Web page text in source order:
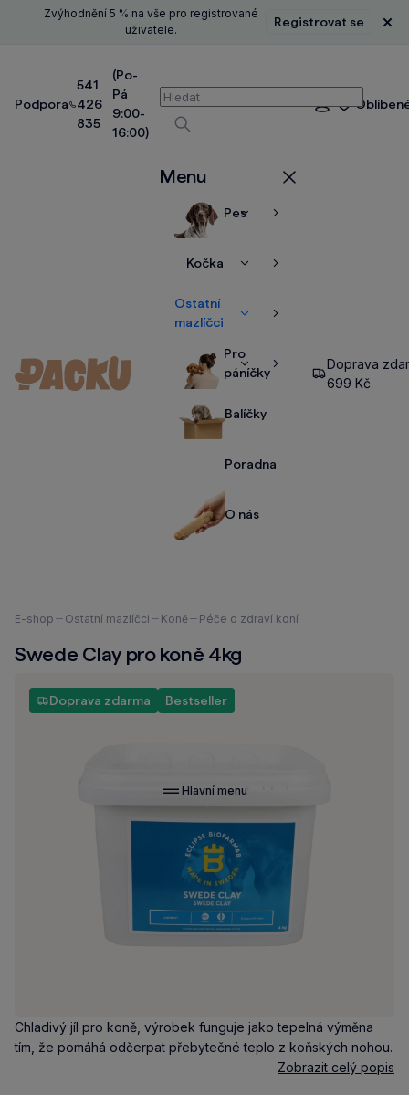
Zvýhodnění 5 % na vše pro registrované
uživatele.
Registrovat se
Podpora
541
426
835
(Po-
Pá
9:00-
16:00)
Vyhledávání
Vyhledávat
Přihlášení
Menu
PesZobrazitZobrazit
Kočka
ZobrazitZobrazit
Ostatní
mazlíčci
ZobrazitZobrazit
Pro
páníčky
ZobrazitZobrazit
Balíčky
Poradna
O nás
Hlavní menu
Doprava
699 Kč
Nacházíte
zde:
E-shop Ostatní mazlíčci Koně Péče o zdraví koní
Swede Clay pro koně 4kg
Doprava zdarma Bestseller
Chladivý jíl pro koně, výrobek funguje jako tepelná výměna
tím, že pomáhá odčerpat přebytečné teplo z koňských nohou.
Zobrazit celý popis